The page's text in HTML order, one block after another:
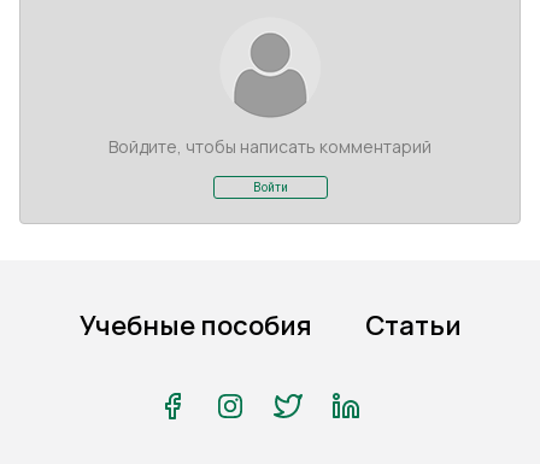
Войдите, чтобы написать комментарий
Войти
Учебные пособия Статьи